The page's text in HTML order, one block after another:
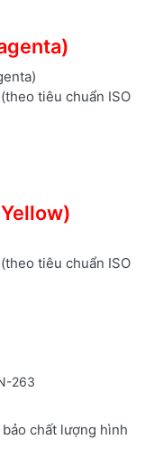
tiêu chuẩn ISO
tiêu chuẩn ISO
263
chất lượng hình